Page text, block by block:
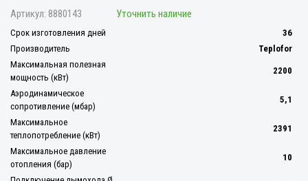
Артикул: 8880143 Уточнить наличие
Срок изготовления дней
36
Производитель
Teplofor
Максимальная полезная
мощность (кВт)
2200
Аэродинамическое
сопротивление (мбар)
5,1
Максимальное
теплопотребление (кВт)
2391
Максимальное давление
отопления (бар)
10